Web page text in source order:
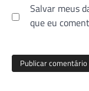
Salvar meus
que eu